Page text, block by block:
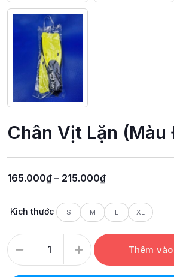
Chân Vịt Lặn (Màu
165.000₫ – 215.000₫
Kich thước S M L XL
Thêm